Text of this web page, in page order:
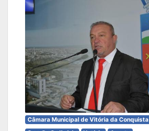
Câmara Municipal de Vitória da Conquista